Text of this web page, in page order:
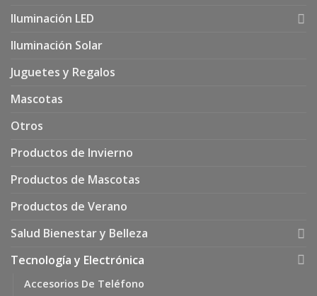
Iluminación LED
Iluminación Solar
Juguetes y Regalos
Mascotas
Otros
Productos de Invierno
Productos de Mascotas
Productos de Verano
Salud Bienestar y Belleza
Tecnología y Electrónica
Accesorios De Teléfono